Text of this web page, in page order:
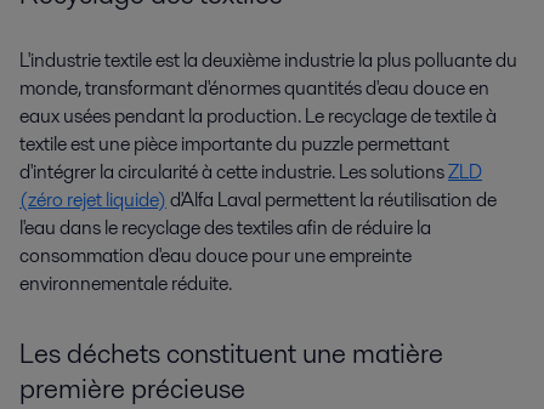
L'industrie textile est la deuxième industrie la plus polluante du
monde, transformant d'énormes quantités d'eau douce en
eaux usées pendant la production. Le recyclage de textile à
textile est une pièce importante du puzzle permettant
d'intégrer la circularité à cette industrie. Les solutionsZLD
(zéro rejet liquide)d'Alfa Laval permettent la réutilisation de
l'eau dans le recyclage des textiles afin de réduire la
consommation d'eau douce pour une empreinte
environnementale réduite.
Les déchets constituent une matière
première précieuse